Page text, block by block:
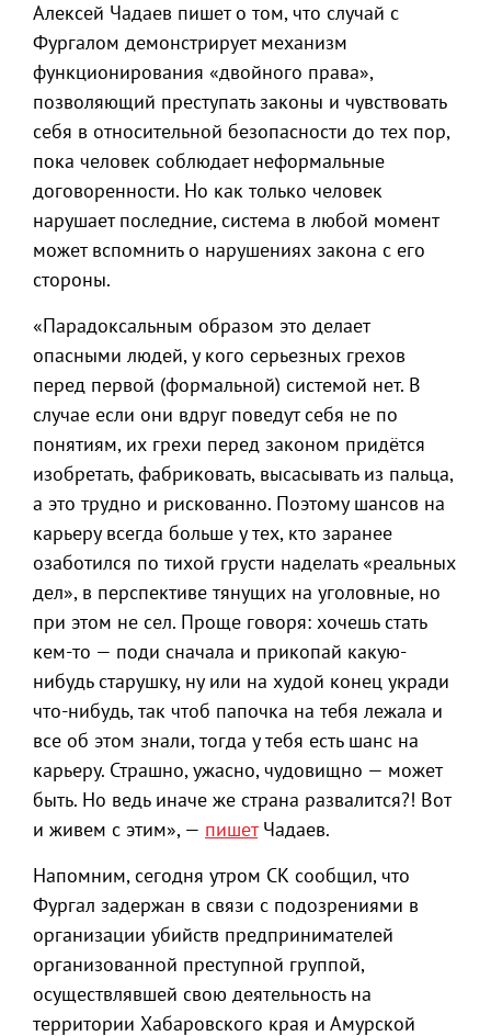
Алексей Чадаев пишет о том, что случай с
Фургалом демонстрирует механизм
функционирования «двойного права»,
позволяющий преступать законы и чувствовать
себя в относительной безопасности до тех пор,
пока человек соблюдает неформальные
договоренности. Но как только человек
нарушает последние, система в любой момент
может вспомнить о нарушениях закона с его
стороны.
«Парадоксальным образом это делает
опасными людей, у кого серьезных грехов
перед первой (формальной) системой нет. В
случае если они вдруг поведут себя не по
понятиям, их грехи перед законом придётся
изобретать, фабриковать, высасывать из пальца,
а это трудно и рискованно. Поэтому шансов на
карьеру всегда больше у тех, кто заранее
озаботился по тихой грусти наделать «реальных
дел», в перспективе тянущих на уголовные, но
при этом не сел. Проще говоря: хочешь стать
кем-то — поди сначала и прикопай какую-
нибудь старушку, ну или на худой конец укради
что-нибудь, так чтоб папочка на тебя лежала и
все об этом знали, тогда у тебя есть шанс на
карьеру. Страшно, ужасно, чудовищно — может
быть. Но ведь иначе же страна развалится?! Вот
и живем с этим», — пишетЧадаев.
Напомним, сегодня утром СК сообщил, что
Фургал задержан в связи с подозрениями в
организации убийств предпринимателей
организованной преступной группой,
осуществлявшей свою деятельность на
территории Хабаровского края и Амурской